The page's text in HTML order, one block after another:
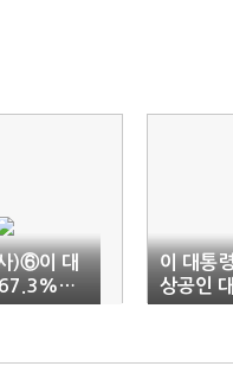
)⑥이 대
67.3%…
치'
이 대통
상공인
개선"